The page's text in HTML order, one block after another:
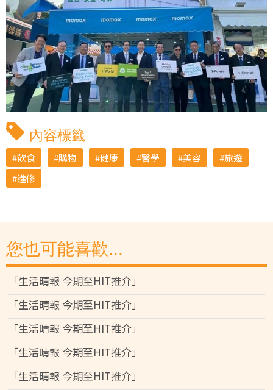
內容標籤
飲食 購物 健康 醫學 美容
旅遊
進修
您也可能喜歡...
「生活晴報 今期至HIT推介」
「生活晴報 今期至HIT推介」
「生活晴報 今期至HIT推介」
「生活晴報 今期至HIT推介」
「生活晴報 今期至HIT推介」